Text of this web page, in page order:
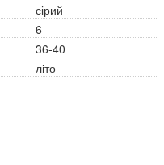
сірий
6
36-40
літо